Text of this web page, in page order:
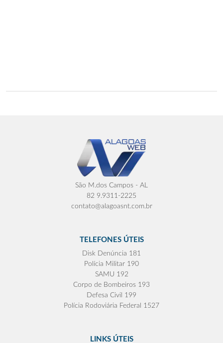
São M.dos Campos - AL
82 9.9311-2225
contato@alagoasnt.com.br
TELEFONES ÚTEIS
Disk Denúncia 181
Polícia Militar 190
SAMU 192
Corpo de Bombeiros 193
Defesa Civil 199
Polícia Rodoviária Federal 1527
LINKS ÚTEIS